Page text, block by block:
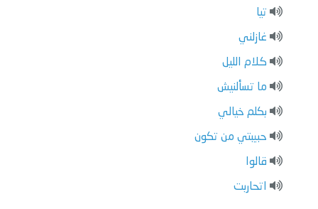
تيا
غازلني
كلام الليل
ما تسألنيش
بكلم خيالي
حبيبتي من تكون
قالوا
اتحاربت